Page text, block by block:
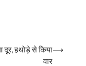
दूर, हथोड़े से किया
वार
⟶